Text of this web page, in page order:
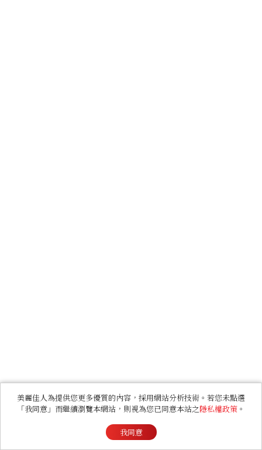
美麗佳人為提供您更多優質的內容，採用網站分析技術。若您未點選
「我同意」而繼續瀏覽本網站，則視為您已同意本站之隱私權政策 。
我同意